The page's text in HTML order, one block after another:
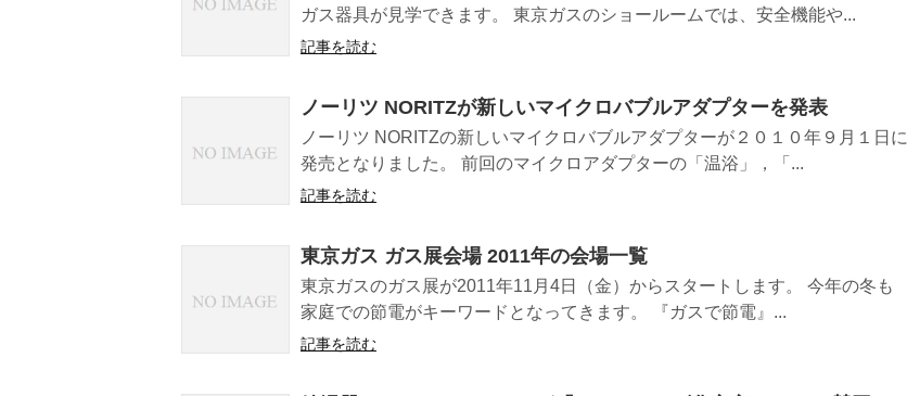
ガス器具が見学できます。 東京ガスのショールームでは、安全機能や...
記事を読む
ノーリツ NORITZが新しいマイクロバブルアダプターを発表
ノーリツ NORITZの新しいマイクロバブルアダプターが２０１０年９月１日に
発売となりました。 前回のマイクロアダプターの「温浴」，「...
記事を読む
東京ガス ガス展会場 2011年の会場一覧
東京ガスのガス展が2011年11月4日（金）からスタートします。 今年の冬も
家庭での節電がキーワードとなってきます。 『ガスで節電』...
記事を読む